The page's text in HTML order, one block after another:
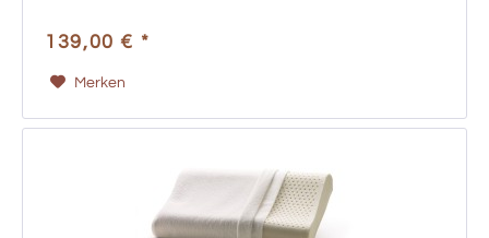
139,00 € *
Merken